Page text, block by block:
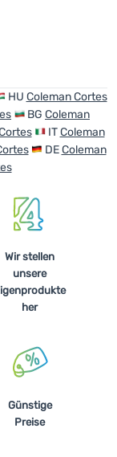
HU Coleman Cortes
BG Coleman
ITColeman
DEColeman
Wir stellen
unsere
her
Günstige
Preise